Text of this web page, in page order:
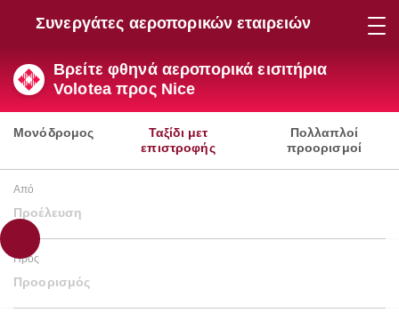
Συνεργάτες αεροπορικών εταιρειών
Βρείτε φθηνά αεροπορικά εισιτήρια
Volotea προς Nice
Μονόδρομος
Ταξίδι μετ
επιστροφής
Πολλαπλοί
προορισμοί
Από
Προέλευση
Προς
Προορισμός